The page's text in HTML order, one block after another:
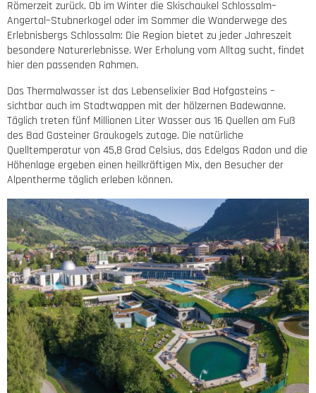
Römerzeit zurück. Ob im Winter die Skischaukel Schlossalm–
Angertal–Stubnerkogel oder im Sommer die Wanderwege des
Erlebnisbergs Schlossalm: Die Region bietet zu jeder Jahreszeit
besondere Naturerlebnisse. Wer Erholung vom Alltag sucht, findet
hier den passenden Rahmen.
Das Thermalwasser ist das Lebenselixier Bad Hofgasteins –
sichtbar auch im Stadtwappen mit der hölzernen Badewanne.
Täglich treten fünf Millionen Liter Wasser aus 16 Quellen am Fuß
des Bad Gasteiner Graukogels zutage. Die natürliche
Quelltemperatur von 45,8 Grad Celsius, das Edelgas Radon und die
Höhenlage ergeben einen heilkräftigen Mix, den Besucher der
Alpentherme täglich erleben können.